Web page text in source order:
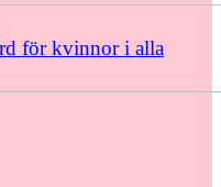
för kvinnor i alla